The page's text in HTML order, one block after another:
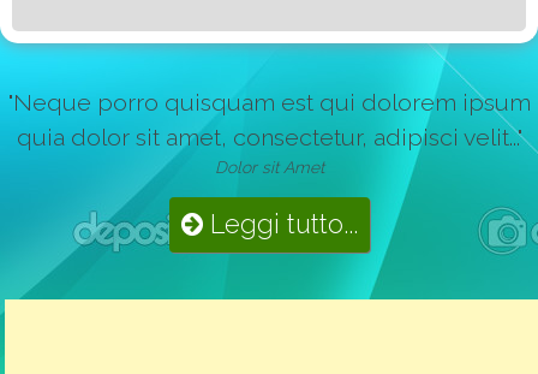
"Neque porro quisquam est qui dolorem ipsum
quia dolor sit amet, consectetur, adipisci velit..."
Dolor sit Amet
Leggi tutto...